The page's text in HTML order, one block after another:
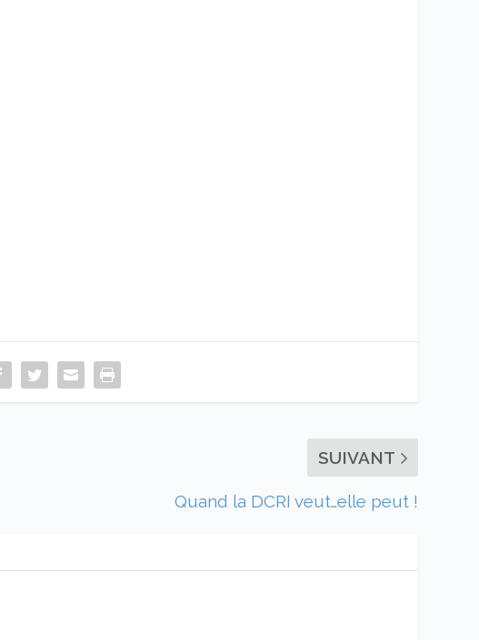
SUIVANT
Quand la DCRI veut…elle peut !